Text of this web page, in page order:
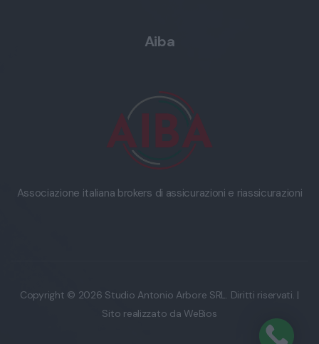
Aiba
Associazione italiana brokers di assicurazioni e riassicurazioni
Copyright © 2026 Studio Antonio Arbore SRL. Diritti riservati. |
Sito realizzato daWeBios